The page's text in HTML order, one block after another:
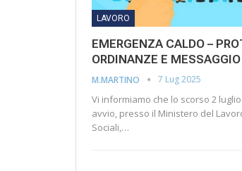
LAVORO
EMERGENZA CALDO –
ORDINANZE E MESSAGGIO
M.MARTINO 7 Lug 2025
Vi informiamo che lo scorso 2
avvio, presso il Ministero del
Sociali,…